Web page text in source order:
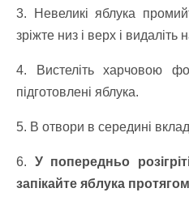
3. Невеликі яблука
зріжте низ і верх і видаліть
4. Вистеліть харчовою
підготовлені яблука.
5. В отвори в середині
6. У попередньо
запікайте яблука